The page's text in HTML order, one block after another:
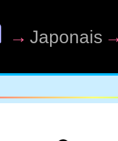
→ Japonais